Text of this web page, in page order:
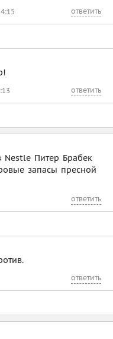
ответить
ответить
Nestle Питер Брабек
запасы пресной
ответить
ответить